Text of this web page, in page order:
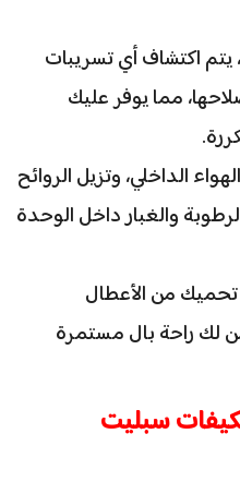
اكتشاف أي تسريبات
مما يوفر عليك
الداخلي، وتزيل الروائح
والغبار داخل الوحدة
من الأعطال
لك راحة بال مستمرة
سبليت